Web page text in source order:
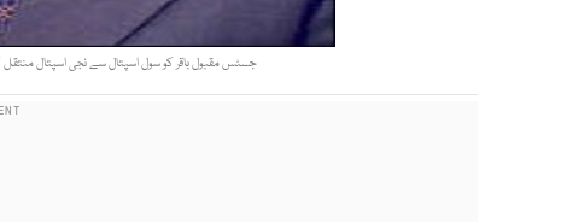
جسٹس مقبول باقر کو سول اسپتال سے نجی اسپتال منتقل